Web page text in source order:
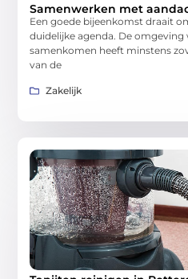
Samenwerken met
Een goede bijeenkomst draait
duidelijke agenda. De omgeving
samenkomen heeft minstens
van de
Zakelijk